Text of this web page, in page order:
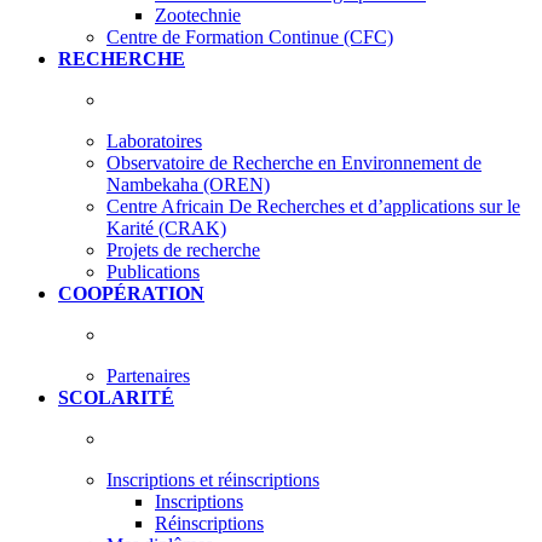
Zootechnie
Centre de Formation Continue (CFC)
RECHERCHE
Laboratoires
Observatoire de Recherche en Environnement de
Nambekaha (OREN)
Centre Africain De Recherches et d’applications sur le
Karité (CRAK)
Projets de recherche
Publications
COOPÉRATION
Partenaires
SCOLARITÉ
Inscriptions et réinscriptions
Inscriptions
Réinscriptions